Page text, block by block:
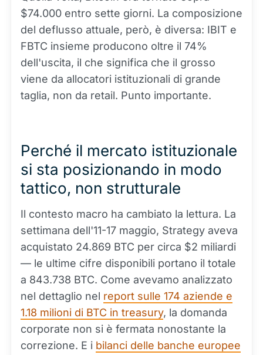
$74.000 entro sette giorni. La composizione
del deflusso attuale, però, è diversa: IBIT e
FBTC insieme producono oltre il 74%
dell'uscita, il che significa che il grosso
viene da allocatori istituzionali di grande
taglia, non da retail. Punto importante.
Perché il mercato istituzionale
si sta posizionando in modo
tattico, non strutturale
Il contesto macro ha cambiato la lettura. La
settimana dell'11-17 maggio, Strategy aveva
acquistato 24.869 BTC per circa $2 miliardi
— le ultime cifre disponibili portano il totale
a 843.738 BTC. Come avevamo analizzato
nel dettaglio nel report sulle 174 aziende e
1.18 milioni di BTC in treasury, la domanda
corporate non si è fermata nonostante la
correzione. E i bilanci delle banche europee